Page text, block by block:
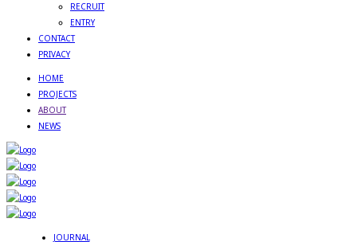
RECRUIT
ENTRY
CONTACT
PRIVACY
HOME
PROJECTS
ABOUT
NEWS
JOURNAL